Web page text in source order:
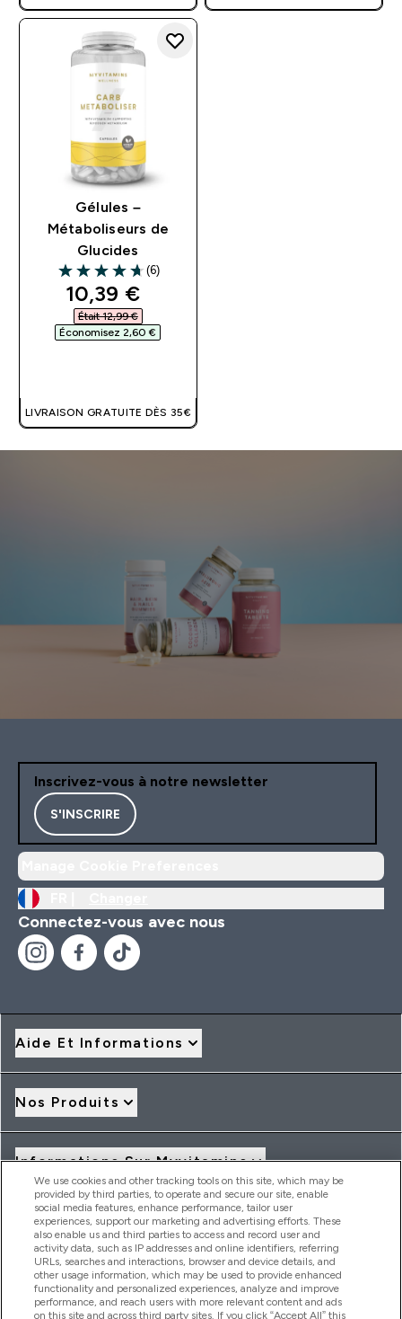
Gélules –
Métaboliseurs de
Glucides
4.67 out of 5 stars
(6)
discounted price
10,39 €‎
Était 12,99 €‎
Économisez 2,60 €‎
LIVRAISON GRATUITE DÈS 35€
Inscrivez-vous à notre newsletter
S'INSCRIRE
Connectez-vous avec nous
Aide Et Informations
Nos Produits
Informations Sur Myvitamins
Offres Et Réductions
2026 THG Nutrition Limited (FRN: 1022962), trading as
MyVitamins.com is an Introducer Appointed Representative of
Frasers Group Financial Services Limited (FRN: 311908) who are
We use cookies and other tracking tools on this site, which may be
provided by third parties, to operate and secure our site, enable
social media features, enhance performance, tailor user
experiences, support our marketing and advertising efforts. These
also enable us and third parties to access and record user and
activity data, such as IP addresses and online identifiers, referring
URLs, searches and interactions, browser and device details, and
other usage information, which may be used to provide enhanced
functionality and personalized experiences, analyze and improve
performance, and reach users with more relevant content and ads
on this site and across third party sites. If you click “Accept All” this